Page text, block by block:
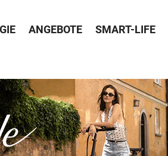
ANGEBOTE SMART-LIFE